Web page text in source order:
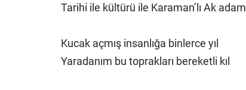
Tarihi ile kültürü ile Karaman’lı Ak adam
Kucak açmış insanlığa binlerce yıl
Yaradanım bu toprakları bereketli kıl